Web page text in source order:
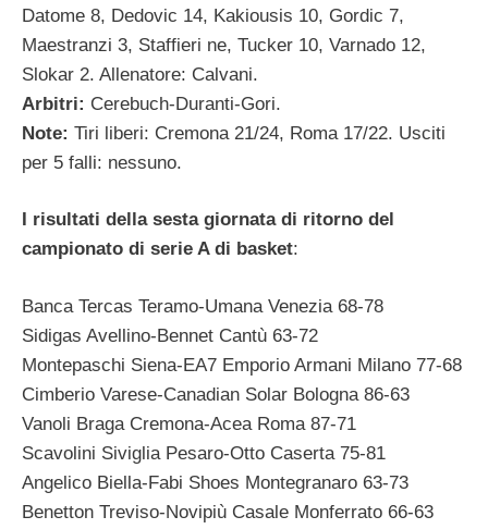
Datome 8, Dedovic 14, Kakiousis 10, Gordic 7,
Maestranzi 3, Staffieri ne, Tucker 10, Varnado 12,
Slokar 2. Allenatore: Calvani.
Arbitri: Cerebuch-Duranti-Gori.
Note: Tiri liberi: Cremona 21/24, Roma 17/22. Usciti
per 5 falli: nessuno.
I risultati della sesta giornata di ritorno del
campionato di serie A di basket:
Banca Tercas Teramo-Umana Venezia 68-78
Sidigas Avellino-Bennet Cantù 63-72
Montepaschi Siena-EA7 Emporio Armani Milano 77-68
Cimberio Varese-Canadian Solar Bologna 86-63
Vanoli Braga Cremona-Acea Roma 87-71
Scavolini Siviglia Pesaro-Otto Caserta 75-81
Angelico Biella-Fabi Shoes Montegranaro 63-73
Benetton Treviso-Novipiù Casale Monferrato 66-63